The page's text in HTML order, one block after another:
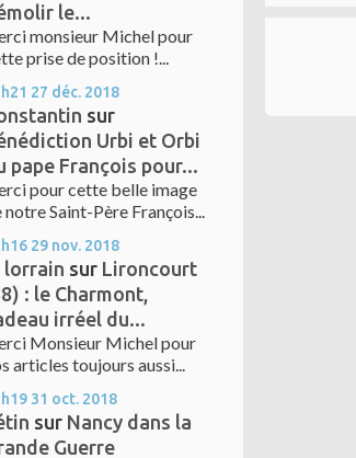
le...
monsieur Michel pour
prise de position !...
27 déc. 2018
sur
Urbi et Orbi
pape François pour...
pour cette belle image
notre Saint-Père François...
29 nov. 2018
lorrain sur Lironcourt
: le Charmont,
irréel du...
Monsieur Michel pour
articles toujours aussi...
31 oct. 2018
sur Nancy dans la
Guerre